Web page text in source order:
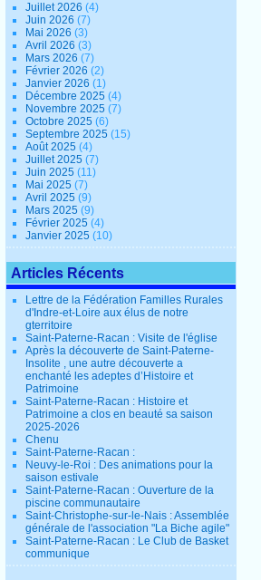
Juillet 2026(4)
Juin 2026(7)
Mai 2026(3)
Avril 2026(3)
Mars 2026(7)
Février 2026(2)
Janvier 2026(1)
Décembre 2025(4)
Novembre 2025(7)
Octobre 2025(6)
Septembre 2025(15)
Août 2025(4)
Juillet 2025(7)
Juin 2025(11)
Mai 2025(7)
Avril 2025(9)
Mars 2025(9)
Février 2025(4)
Janvier 2025(10)
Articles Récents
Lettre de la Fédération Familles Rurales
d'Indre-et-Loire aux élus de notre
gterritoire
Saint-Paterne-Racan : Visite de l'église
Après la découverte de Saint-Paterne-
Insolite , une autre découverte a
enchanté les adeptes d’Histoire et
Patrimoine
Saint-Paterne-Racan : Histoire et
Patrimoine a clos en beauté sa saison
2025-2026
Chenu
Saint-Paterne-Racan :
Neuvy-le-Roi : Des animations pour la
saison estivale
Saint-Paterne-Racan : Ouverture de la
piscine communautaire
Saint-Christophe-sur-le-Nais : Assemblée
générale de l'association "La Biche agile"
Saint-Paterne-Racan : Le Club de Basket
communique